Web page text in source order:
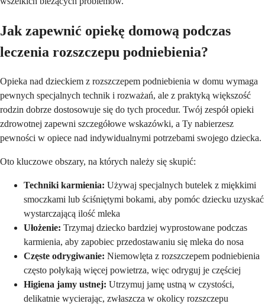
Jak zapewnić opiekę domową podczas
leczenia rozszczepu podniebienia?
Opieka nad dzieckiem z rozszczepem podniebienia w domu wymaga
pewnych specjalnych technik i rozważań, ale z praktyką większość
rodzin dobrze dostosowuje się do tych procedur. Twój zespół opieki
zdrowotnej zapewni szczegółowe wskazówki, a Ty nabierzesz
pewności w opiece nad indywidualnymi potrzebami swojego dziecka.
Oto kluczowe obszary, na których należy się skupić:
Techniki karmienia: Używaj specjalnych butelek z miękkimi
smoczkami lub ściśniętymi bokami, aby pomóc dziecku uzyskać
wystarczającą ilość mleka
Ułożenie: Trzymaj dziecko bardziej wyprostowane podczas
karmienia, aby zapobiec przedostawaniu się mleka do nosa
Częste odrygiwanie: Niemowlęta z rozszczepem podniebienia
często połykają więcej powietrza, więc odryguj je częściej
Higiena jamy ustnej: Utrzymuj jamę ustną w czystości,
delikatnie wycierając, zwłaszcza w okolicy rozszczepu